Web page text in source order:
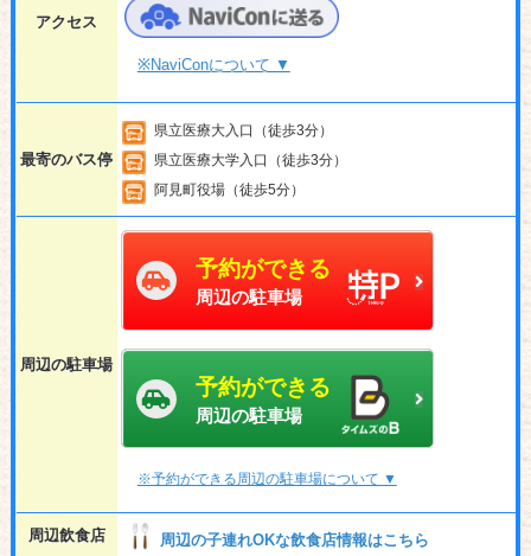
アクセス
※NaviConについて ▼
最寄のバス停
県立医療大入口（徒歩3分）
県立医療大学入口（徒歩3分）
阿見町役場（徒歩5分）
周辺の駐車場
予約ができる
周辺の駐車場
予約ができる
周辺の駐車場
※予約ができる周辺の駐車場について ▼
周辺飲食店 周辺の子連れOKな飲食店情報はこちら